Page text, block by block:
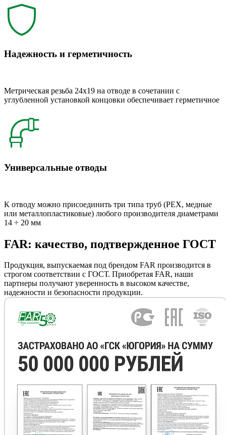
Надежность и герметичность
Метрическая резьба 24x19 на отводе в сочетании с
углубленной установкой концовки обеспечивает герметичное
Универсальные отводы
К отводу можно присоединить три типа труб (РЕХ, медные
или металлопластиковые) любого производителя диаметрами
14 ÷ 20 мм
FAR: качество, подтвержденное ГОСТ
Продукция, выпускаемая под брендом FAR производится в
строгом соответствии с ГОСТ. Приобретая FAR, наши
партнеры получают уверенность в высоком качестве,
надежности и безопасности продукции.